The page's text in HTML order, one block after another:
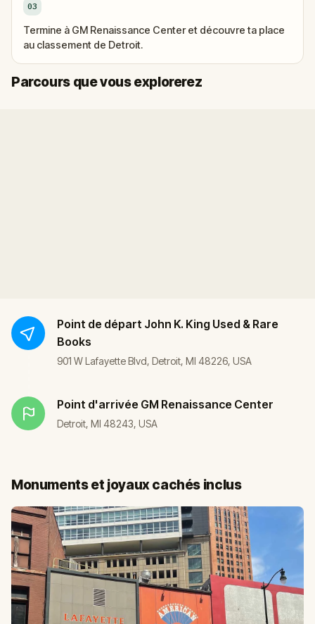
03
Termine à GM Renaissance Center et découvre ta place
au classement de Detroit.
Parcours que vous explorerez
Départ
Arrivée
Point de départ John K. King Used & Rare
Books
901 W Lafayette Blvd, Detroit, MI 48226, USA
Point d'arrivée GM Renaissance Center
Detroit, MI 48243, USA
Monuments et joyaux cachés inclus